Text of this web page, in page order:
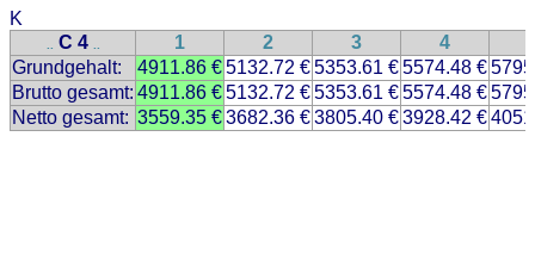
K
.. C 4 .. 1 2 3 4
Grundgehalt:
4911.86 €5132.72 €5353.61 €5574.48 €
Brutto gesamt: 4911.86 €5132.72 €5353.61 €5574.48 €
Netto gesamt: 3559.35 €3682.36 €3805.40 €3928.42 €